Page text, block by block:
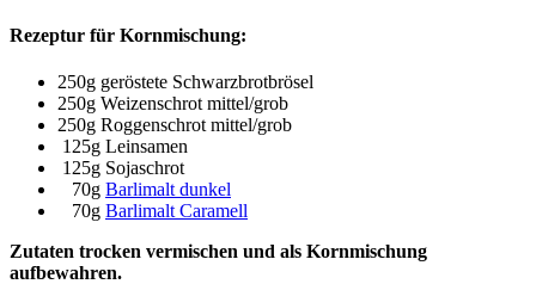
Rezeptur für Kornmischung:
250g geröstete Schwarzbrotbrösel
250g Weizenschrot mittel/grob
250g Roggenschrot mittel/grob
125g Leinsamen
125g Sojaschrot
70g Barlimalt dunkel
70g Barlimalt Caramell
Zutaten trocken vermischen und als Kornmischung
aufbewahren.